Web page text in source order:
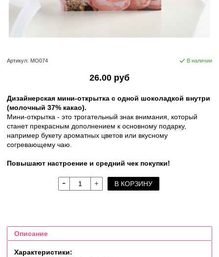
Артикул: МО074 В наличии
26.00 руб
Дизайнерская мини-открытка с одной шоколадкой внутри
(молочный 37% какао).
Мини-открытка - это трогательный знак внимания, который
станет прекрасным дополнением к основному подарку,
например букету ароматных цветов или вкусному
согревающему чаю.
Повышают настроение и средний чек покупки!
В КОРЗИНУ
Описание
Характеристики: